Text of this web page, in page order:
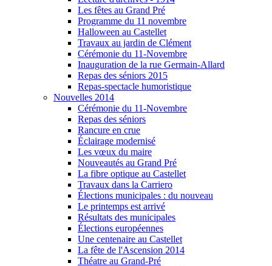
Les fêtes au Grand Pré
Programme du 11 novembre
Halloween au Castellet
Travaux au jardin de Clément
Cérémonie du 11-Novembre
Inauguration de la rue Germain-Allard
Repas des séniors 2015
Repas-spectacle humoristique
Nouvelles 2014
Cérémonie du 11-Novembre
Repas des séniors
Rancure en crue
Éclairage modernisé
Les vœux du maire
Nouveautés au Grand Pré
La fibre optique au Castellet
Travaux dans la Carriero
Élections municipales : du nouveau
Le printemps est arrivé
Résultats des municipales
Élections européennes
Une centenaire au Castellet
La fête de l'Ascension 2014
Théatre au Grand-Pré